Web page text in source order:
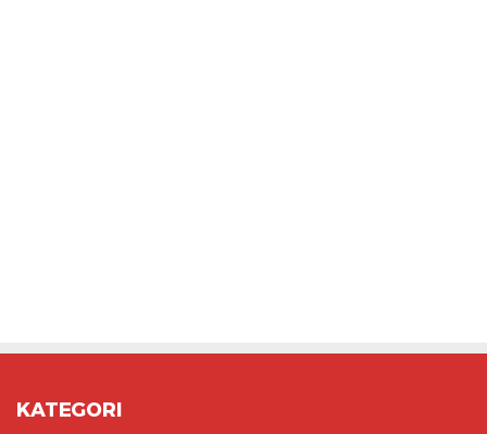
KATEGORI